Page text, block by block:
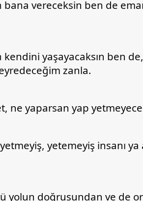
zanla.
ne yaparsan yap
yolun doğrusundan ve de